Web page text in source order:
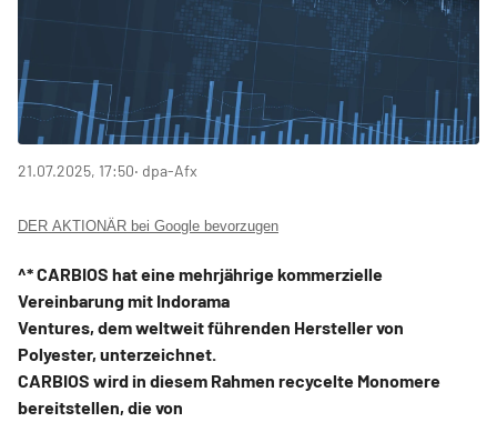
21.07.2025, 17:50‧ dpa-Afx
DER AKTIONÄR bei Google bevorzugen
^* CARBIOS hat eine mehrjährige kommerzielle
Vereinbarung mit Indorama
Ventures, dem weltweit führenden Hersteller von
Polyester, unterzeichnet.
CARBIOS wird in diesem Rahmen recycelte Monomere
bereitstellen, die von